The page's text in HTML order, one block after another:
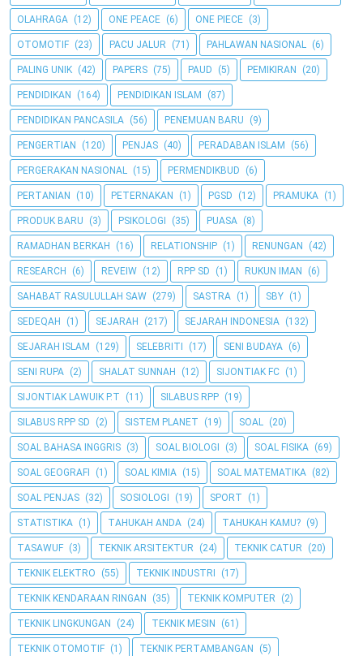
OLAHRAGA (12) ONE PEACE (6) ONE PIECE (3)
OTOMOTIF (23) PACU JALUR (71) PAHLAWAN NASIONAL (6)
PALING UNIK (42) PAPERS (75) PAUD (5) PEMIKIRAN (20)
PENDIDIKAN (164) PENDIDIKAN ISLAM (87)
PENDIDIKAN PANCASILA (56) PENEMUAN BARU (9)
PENGERTIAN (120) PENJAS (40) PERADABAN ISLAM (56)
PERGERAKAN NASIONAL (15) PERMENDIKBUD (6)
PERTANIAN (10) PETERNAKAN (1) PGSD (12) PRAMUKA (1)
PRODUK BARU (3) PSIKOLOGI (35) PUASA (8)
RAMADHAN BERKAH (16) RELATIONSHIP (1) RENUNGAN (42)
RESEARCH (6) REVEIW (12) RPP SD (1) RUKUN IMAN (6)
SAHABAT RASULULLAH SAW (279) SASTRA (1) SBY (1)
SEDEQAH (1) SEJARAH (217) SEJARAH INDONESIA (132)
SEJARAH ISLAM (129) SELEBRITI (17) SENI BUDAYA (6)
SENI RUPA (2) SHALAT SUNNAH (12) SIJONTIAK FC (1)
SIJONTIAK LAWUIK P.T (11) SILABUS RPP (19)
SILABUS RPP SD (2) SISTEM PLANET (19) SOAL (20)
SOAL BAHASA INGGRIS (3) SOAL BIOLOGI (3) SOAL FISIKA (69)
SOAL GEOGRAFI (1) SOAL KIMIA (15) SOAL MATEMATIKA (82)
SOAL PENJAS (32) SOSIOLOGI (19) SPORT (1)
STATISTIKA (1) TAHUKAH ANDA (24) TAHUKAH KAMU? (9)
TASAWUF (3) TEKNIK ARSITEKTUR (24) TEKNIK CATUR (20)
TEKNIK ELEKTRO (55) TEKNIK INDUSTRI (17)
TEKNIK KENDARAAN RINGAN (35) TEKNIK KOMPUTER (2)
TEKNIK LINGKUNGAN (24) TEKNIK MESIN (61)
TEKNIK OTOMOTIF (1) TEKNIK PERTAMBANGAN (5)